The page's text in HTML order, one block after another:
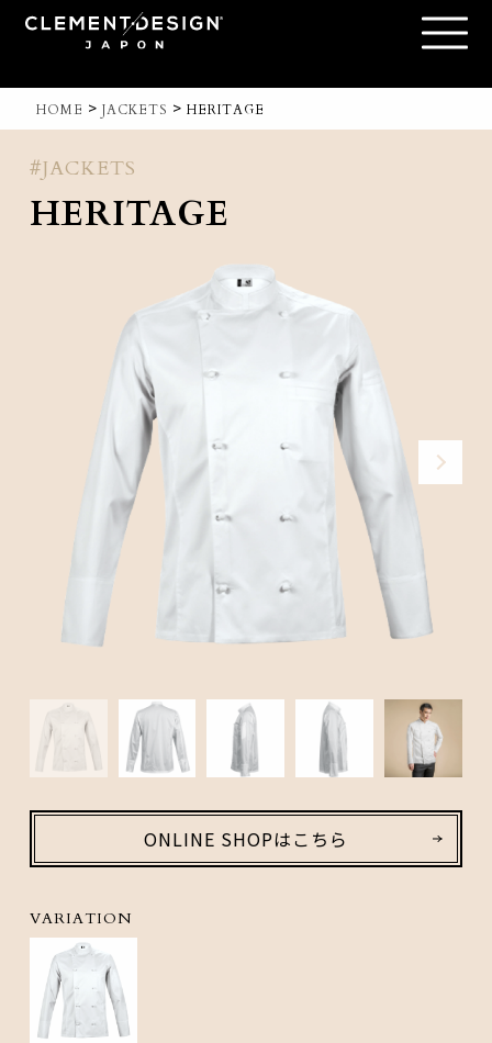
HOME > JACKETS > HERITAGE
#JACKETS
HERITAGE
ONLINE SHOPはこちら
VARIATION